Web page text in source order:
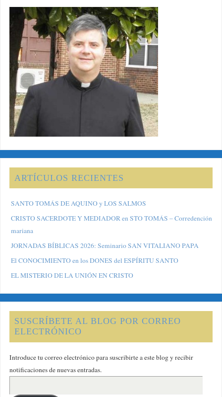
ARTÍCULOS RECIENTES
SANTO TOMÁS DE AQUINO y LOS SALMOS
CRISTO SACERDOTE Y MEDIADOR en STO TOMÁS – Corredención
mariana
JORNADAS BÍBLICAS 2026: Seminario SAN VITALIANO PAPA
El CONOCIMIENTO en los DONES del ESPÍRITU SANTO
EL MISTERIO DE LA UNIÓN EN CRISTO
SUSCRÍBETE AL BLOG POR CORREO
ELECTRÓNICO
Introduce tu correo electrónico para suscribirte a este blog y recibir
notificaciones de nuevas entradas.